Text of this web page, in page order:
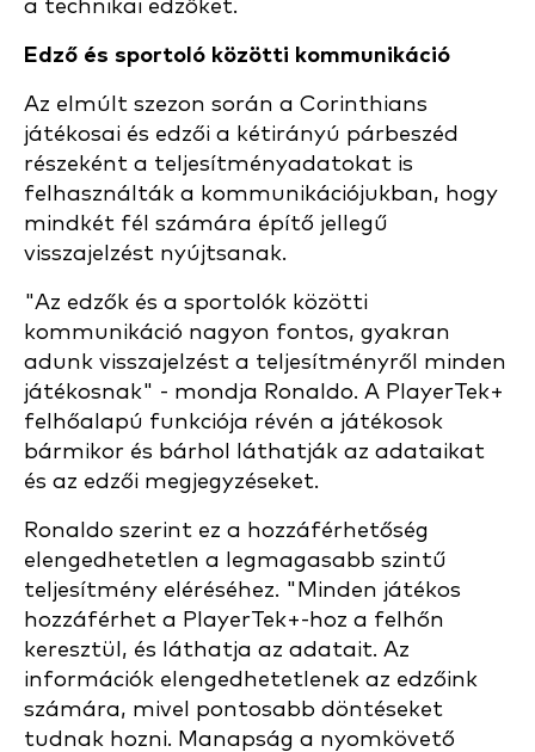
a technikai edzőket.
Edző és sportoló közötti kommunikáció
Az elmúlt szezon során a Corinthians
játékosai és edzői a kétirányú párbeszéd
részeként a teljesítményadatokat is
felhasználták a kommunikációjukban, hogy
mindkét fél számára építő jellegű
visszajelzést nyújtsanak.
"Az edzők és a sportolók közötti
kommunikáció nagyon fontos, gyakran
adunk visszajelzést a teljesítményről minden
játékosnak" - mondja Ronaldo. A PlayerTek+
felhőalapú funkciója révén a játékosok
bármikor és bárhol láthatják az adataikat
és az edzői megjegyzéseket.
Ronaldo szerint ez a hozzáférhetőség
elengedhetetlen a legmagasabb szintű
teljesítmény eléréséhez. "Minden játékos
hozzáférhet a PlayerTek+-hoz a felhőn
keresztül, és láthatja az adatait. Az
információk elengedhetetlenek az edzőink
számára, mivel pontosabb döntéseket
tudnak hozni. Manapság a nyomkövető